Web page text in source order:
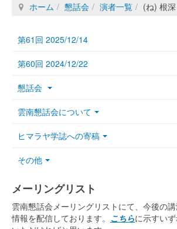
ホーム 懇話会 演者一覧 (ね) 根
第61回 2025/12/14
第60回 2024/12/22
懇話会
雲南懇話会について
ヒマラヤ学誌への寄稿
その他
メーリングリスト
雲南懇話会メーリングリストにて、今後の
情報を配信しております。 こちらに示すい